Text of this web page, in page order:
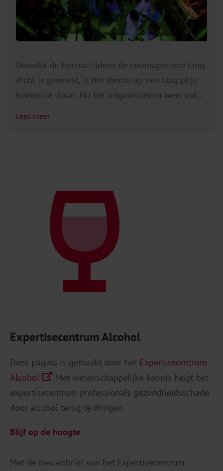
Expertisecentrum Alcohol
Deze pagina is gemaakt door het Expertisecentrum
Alcohol
. Met wetenschappelijke kennis helpt het
expertisecentrum professionals gezondheidsschade
door alcohol terug te dringen.
Blijf op de hoogte
Met de nieuwsbrief van het Expertisecentrum
Doordat de horeca tijdens de coronaperiode lang
dicht is geweest, is het thema op een laag pitje
komen te staan. Nu het uitgaansleven weer volop
Lees meer